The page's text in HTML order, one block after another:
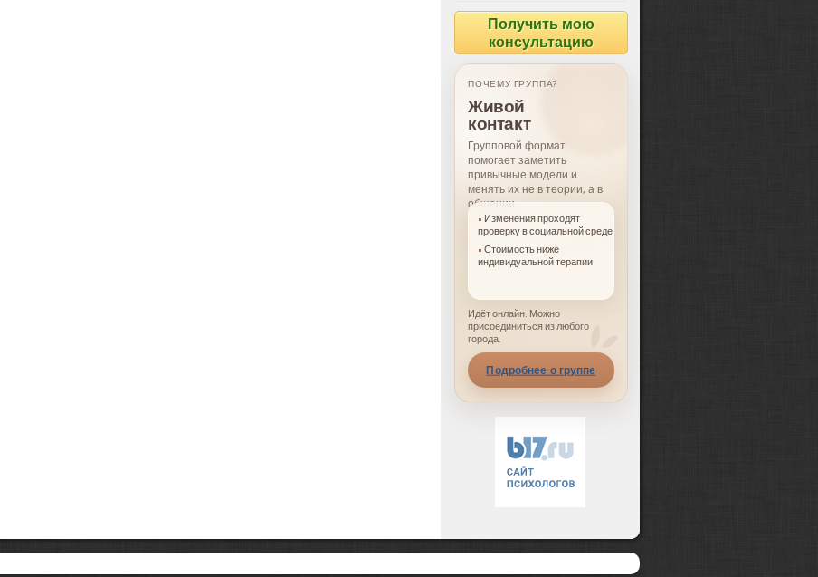
Получить мою
консультацию
ПОЧЕМУ ГРУППА?
Живой
контакт
Групповой формат
помогает заметить
привычные модели и
менять их не в теории, а в
общении.
Изменения проходят
проверку в социальной среде
Стоимость ниже
индивидуальной терапии
Идёт онлайн. Можно
присоединиться из любого
города.
Подробнее о группе